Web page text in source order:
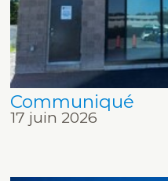
Communiqué
17 juin 2026